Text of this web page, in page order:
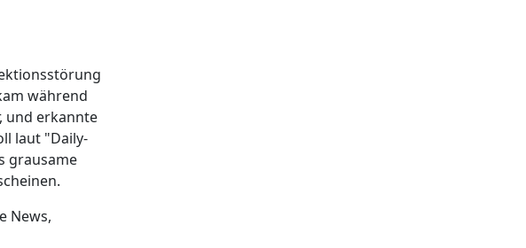
während
und erkannte
laut "Daily-
grausame
News,